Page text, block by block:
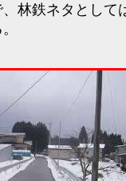
林鉄ネタとして